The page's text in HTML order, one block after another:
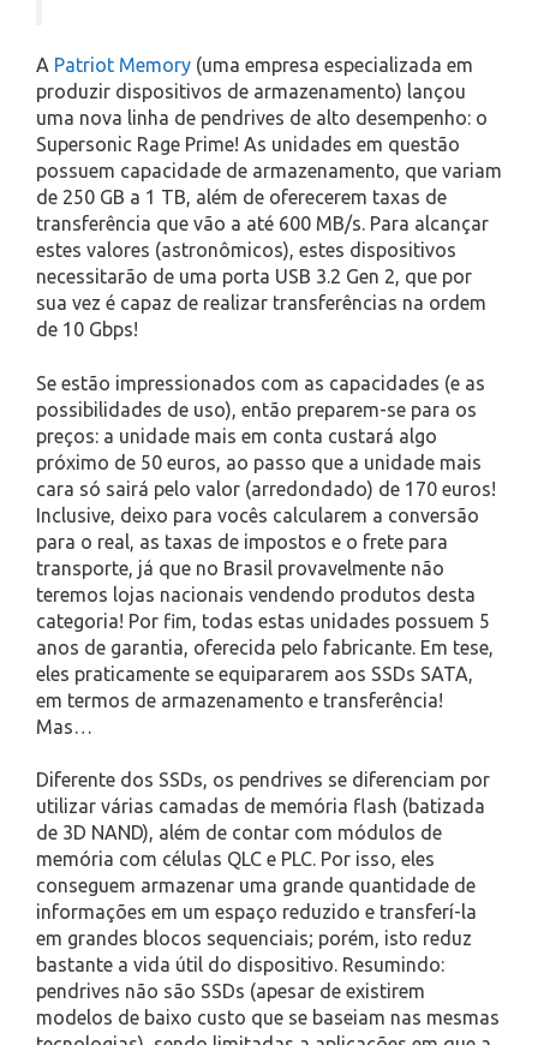
A Patriot Memory (uma empresa especializada em
produzir dispositivos de armazenamento) lançou
uma nova linha de pendrives de alto desempenho: o
Supersonic Rage Prime! As unidades em questão
possuem capacidade de armazenamento, que variam
de 250 GB a 1 TB, além de oferecerem taxas de
transferência que vão a até 600 MB/s. Para alcançar
estes valores (astronômicos), estes dispositivos
necessitarão de uma porta USB 3.2 Gen 2, que por
sua vez é capaz de realizar transferências na ordem
de 10 Gbps!
Se estão impressionados com as capacidades (e as
possibilidades de uso), então preparem-se para os
preços: a unidade mais em conta custará algo
próximo de 50 euros, ao passo que a unidade mais
cara só sairá pelo valor (arredondado) de 170 euros!
Inclusive, deixo para vocês calcularem a conversão
para o real, as taxas de impostos e o frete para
transporte, já que no Brasil provavelmente não
teremos lojas nacionais vendendo produtos desta
categoria! Por fim, todas estas unidades possuem 5
anos de garantia, oferecida pelo fabricante. Em tese,
eles praticamente se equipararem aos SSDs SATA,
em termos de armazenamento e transferência!
Mas…
Diferente dos SSDs, os pendrives se diferenciam por
utilizar várias camadas de memória flash (batizada
de 3D NAND), além de contar com módulos de
memória com células QLC e PLC. Por isso, eles
conseguem armazenar uma grande quantidade de
informações em um espaço reduzido e transferí-la
em grandes blocos sequenciais; porém, isto reduz
bastante a vida útil do dispositivo. Resumindo:
pendrives não são SSDs (apesar de existirem
modelos de baixo custo que se baseiam nas mesmas